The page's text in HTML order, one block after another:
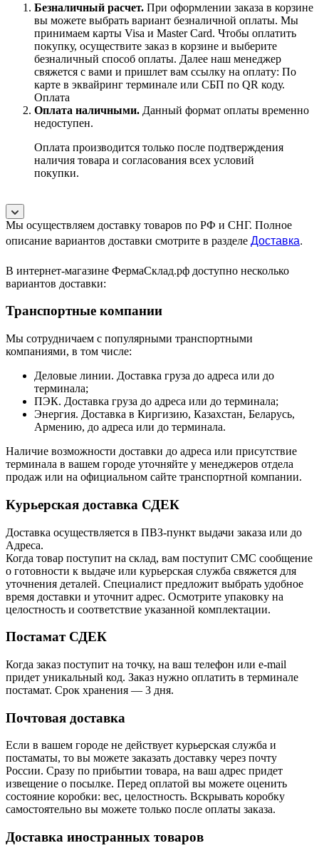
Безналичный расчет. При оформлении заказа в корзине
вы можете выбрать вариант безналичной оплаты. Мы
принимаем карты Visa и Master Card. Чтобы оплатить
покупку, осуществите заказ в корзине и выберите
безналичный способ оплаты. Далее наш менеджер
свяжется с вами и пришлет вам ссылку на оплату: По
карте в эквайринг терминале или СБП по QR коду.
Оплата
Оплата наличными. Данный формат оплаты временно
недоступен.
Оплата производится только после подтверждения
наличия товара и согласования всех условий
покупки.
Мы осуществляем доставку товаров по РФ и СНГ. Полное
описание вариантов доставки смотрите в разделе Доставка.
В интернет-магазине ФермаСклад.рф доступно несколько
вариантов доставки:
Транспортные компании
Мы сотрудничаем с популярными транспортными
компаниями, в том числе:
Деловые линии. Доставка груза до адреса или до
терминала;
ПЭК. Доставка груза до адреса или до терминала;
Энергия. Доставка в Киргизию, Казахстан, Беларусь,
Армению, до адреса или до терминала.
Наличие возможности доставки до адреса или присутствие
терминала в вашем городе уточняйте у менеджеров отдела
продаж или на официальном сайте транспортной компании.
Курьерская доставка СДЕК
Доставка осуществляется в ПВЗ-пункт выдачи заказа или до
Адреса.
Когда товар поступит на склад, вам поступит СМС сообщение
о готовности к выдаче или курьерская служба свяжется для
уточнения деталей. Специалист предложит выбрать удобное
время доставки и уточнит адрес. Осмотрите упаковку на
целостность и соответствие указанной комплектации.
Постамат СДЕК
Когда заказ поступит на точку, на ваш телефон или e-mail
придет уникальный код. Заказ нужно оплатить в терминале
постамат. Срок хранения — 3 дня.
Почтовая доставка
Если в вашем городе не действует курьерская служба и
постаматы, то вы можете заказать доставку через почту
России. Сразу по прибытии товара, на ваш адрес придет
извещение о посылке. Перед оплатой вы можете оценить
состояние коробки: вес, целостность. Вскрывать коробку
самостоятельно вы можете только после оплаты заказа.
Доставка иностранных товаров